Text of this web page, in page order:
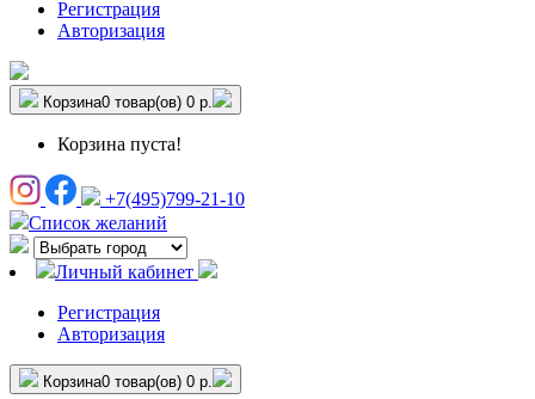
Регистрация
Авторизация
Корзина0 товар(ов) 0 р.
Корзина пуста!
+7(495)799-21-10
Список желаний
Личный кабинет
Регистрация
Авторизация
Корзина0 товар(ов) 0 р.